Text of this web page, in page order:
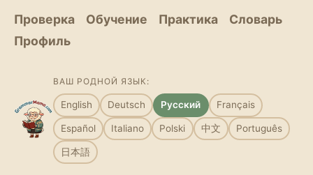
Проверка Обучение Практика
Словарь
Профиль
ВАШ РОДНОЙ ЯЗЫК:
English Deutsch Русский Français
Español Italiano Polski 中文 Português
日本語